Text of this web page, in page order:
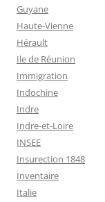
Guyane
Haute-Vienne
Hérault
Ile de Réunion
Immigration
Indochine
Indre
Indre-et-Loire
INSEE
Insurection 1848
Inventaire
Italie